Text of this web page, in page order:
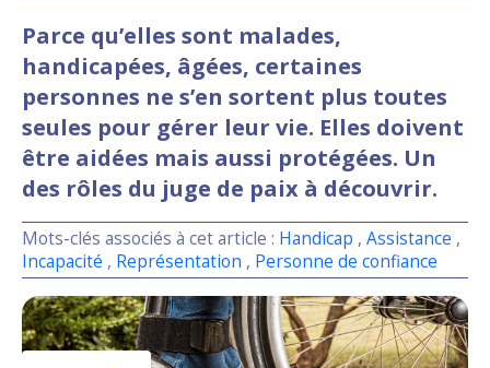
Parce qu’elles sont malades,
handicapées, âgées, certaines
personnes ne s’en sortent plus toutes
seules pour gérer leur vie. Elles doivent
être aidées mais aussi protégées. Un
des rôles du juge de paix à découvrir.
Mots-clés associés à cet article : Handicap , Assistance ,
Incapacité , Représentation , Personne de confiance